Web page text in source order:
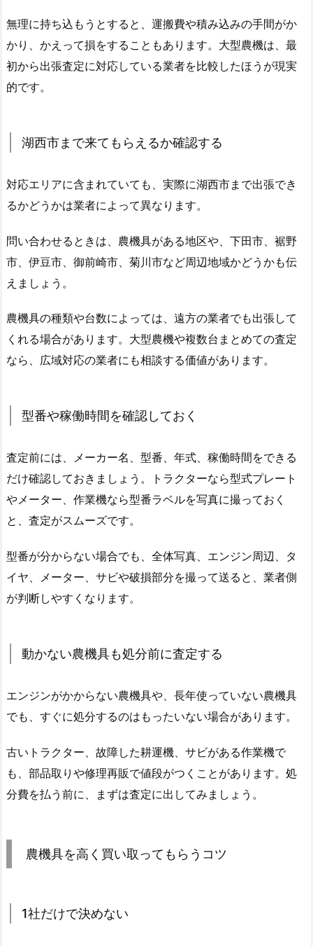
無理に持ち込もうとすると、運搬費や積み込みの手間がか
かり、かえって損をすることもあります。大型農機は、最
初から出張査定に対応している業者を比較したほうが現実
的です。
湖西市まで来てもらえるか確認する
対応エリアに含まれていても、実際に湖西市まで出張でき
るかどうかは業者によって異なります。
問い合わせるときは、農機具がある地区や、下田市、裾野
市、伊豆市、御前崎市、菊川市など周辺地域かどうかも伝
えましょう。
農機具の種類や台数によっては、遠方の業者でも出張して
くれる場合があります。大型農機や複数台まとめての査定
なら、広域対応の業者にも相談する価値があります。
型番や稼働時間を確認しておく
査定前には、メーカー名、型番、年式、稼働時間をできる
だけ確認しておきましょう。トラクターなら型式プレート
やメーター、作業機なら型番ラベルを写真に撮っておく
と、査定がスムーズです。
型番が分からない場合でも、全体写真、エンジン周辺、タ
イヤ、メーター、サビや破損部分を撮って送ると、業者側
が判断しやすくなります。
動かない農機具も処分前に査定する
エンジンがかからない農機具や、長年使っていない農機具
でも、すぐに処分するのはもったいない場合があります。
古いトラクター、故障した耕運機、サビがある作業機で
も、部品取りや修理再販で値段がつくことがあります。処
分費を払う前に、まずは査定に出してみましょう。
農機具を高く買い取ってもらうコツ
1社だけで決めない